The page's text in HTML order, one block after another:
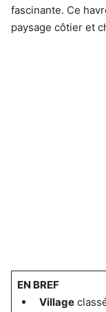
fascinante. Ce
paysage côtier et
EN BREF
Village